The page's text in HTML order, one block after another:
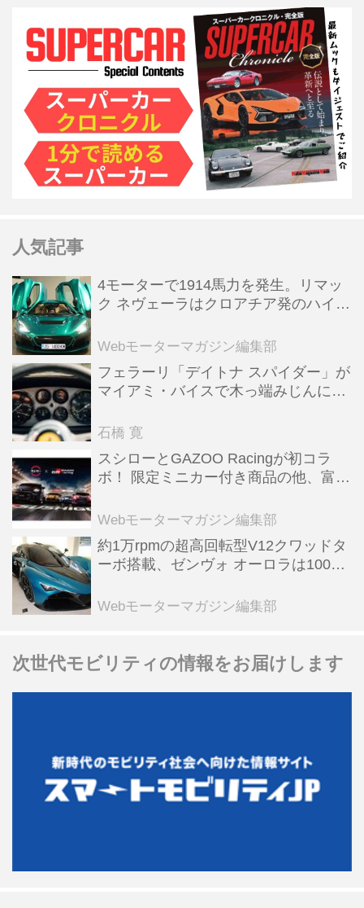
人気記事
4モーターで1914馬力を発生。リマッ
ク ネヴェーラはクロアチア発のハイパ
全版／115】
Webモーターマガジン編集部
フェラーリ「デイトナ スパイダー」が
マイアミ・バイスで木っ端みじんにな
石橋 寛
スシローとGAZOO Racingが初コラ
ボ！ 限定ミニカー付き商品の他、富士
る抽選企画などを展開
Webモーターマガジン編集部
約1万rpmの超高回転型V12クワッドタ
ーボ搭載、ゼンヴォ オーロラは100台
【スーパーカークロニクル・完全版／
Webモーターマガジン編集部
次世代モビリティの情報をお届けします